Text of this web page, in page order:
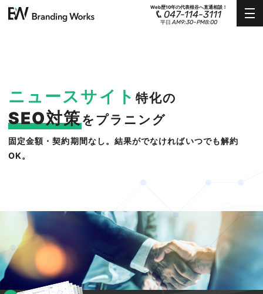
Web歴10年の代表根谷へ直通相談！
047-114-3111
平日AM9:30~PM8:00
ニュースサイト 特化の
SEO対策をプラニング
固定金額・契約期間なし。結果がでなければいつでも解約
OK。